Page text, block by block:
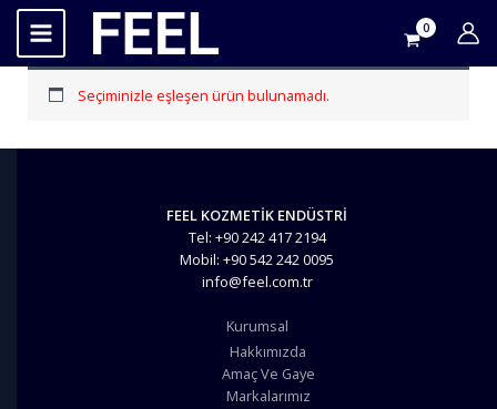
İçeriğe
Seçiminizle eşleşen ürün bulunamadı.
FEEL KOZMETİK ENDÜSTRİ
Tel: +90 242 417 2194
Mobil: +90 542 242 0095
info@feel.com.tr
Kurumsal
Hakkımızda
Amaç Ve Gaye
Markalarımız